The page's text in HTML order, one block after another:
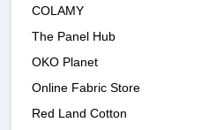
COLAMY
The Panel Hub
OKO Planet
Online Fabric Store
Red Land Cotton